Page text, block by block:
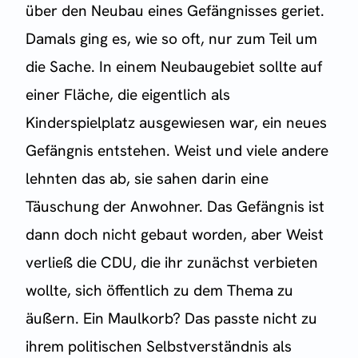
über den Neubau eines Gefängnisses geriet.
Damals ging es, wie so oft, nur zum Teil um
die Sache. In einem Neubaugebiet sollte auf
einer Fläche, die eigentlich als
Kinderspielplatz ausgewiesen war, ein neues
Gefängnis entstehen. Weist und viele andere
lehnten das ab, sie sahen darin eine
Täuschung der Anwohner. Das Gefängnis ist
dann doch nicht gebaut worden, aber Weist
verließ die CDU, die ihr zunächst verbieten
wollte, sich öffentlich zu dem Thema zu
äußern. Ein Maulkorb? Das passte nicht zu
ihrem politischen Selbstverständnis als